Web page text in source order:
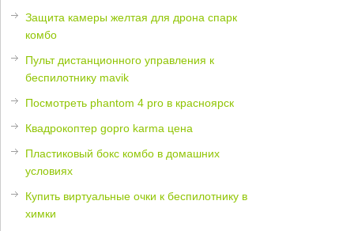
Защита камеры желтая для дрона спарк
комбо
Пульт дистанционного управления к
беспилотнику mavik
Посмотреть phantom 4 pro в красноярск
Квадрокоптер gopro karma цена
Пластиковый бокс комбо в домашних
условиях
Купить виртуальные очки к беспилотнику в
химки